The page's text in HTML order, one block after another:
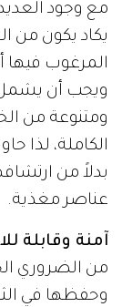
مع وجود العديد
يكاد يكون من
المرغوب فيها
ويجب أن يشمل
ومتنوعة من
الكاملة، لذا
بدلاً من
عناصر مغذية.
آمنة وقابلة
من الضروري
وحفظها في